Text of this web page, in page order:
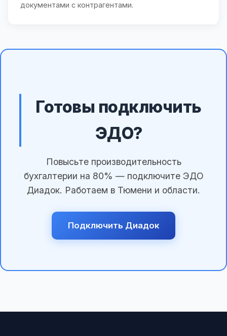
документами с контрагентами.
Готовы подключить
ЭДО?
Повысьте производительность
бухгалтерии на 80% — подключите ЭДО
Диадок. Работаем в Тюмени и области.
Подключить Диадок